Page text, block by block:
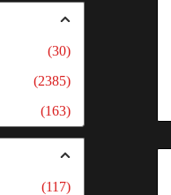
(30)
(2385)
(163)
(117)